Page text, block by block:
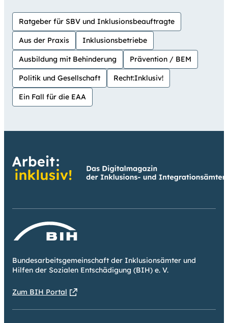
Ratgeber für SBV und Inklusionsbeauftragte
Aus der Praxis Inklusionsbetriebe
Ausbildung mit Behinderung Prävention / BEM
Politik und Gesellschaft Recht:Inklusiv!
Ein Fall für die EAA
Bundesarbeitsgemeinschaft der Inklusionsämter und
Hilfen der Sozialen Entschädigung (BIH) e. V.
Zum BIH Portal